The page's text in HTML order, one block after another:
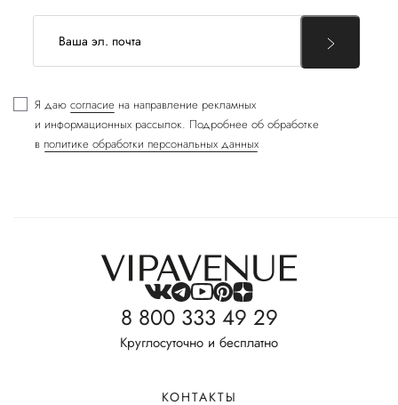
Я даю согласие на направление рекламных
и информационных рассылок. Подробнее об обработке
в политике обработки персональных данных
8 800 333 49 29
Круглосуточно и бесплатно
КОНТАКТЫ